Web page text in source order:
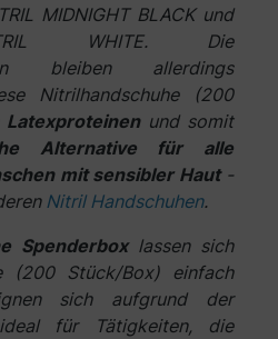
MIDNIGHT BLACK und
WHITE. Die
bleiben allerdings
Nitrilhandschuhe (200
und somit
Alternative für alle
mit sensibler Haut -
Nitril Handschuhen.
Spenderbox lassen sich
(200 Stück/Box) einfach
sich aufgrund der
für Tätigkeiten, die